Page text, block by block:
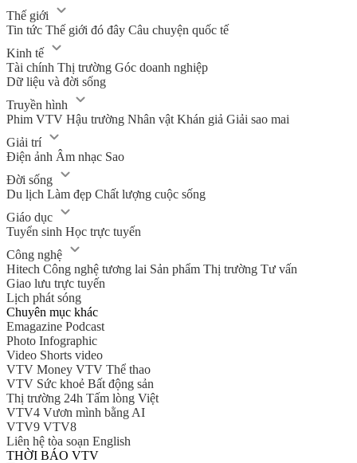
Thế giới
Tin tức Thế giới đó đây Câu chuyện quốc tế
Kinh tế
Tài chính Thị trường Góc doanh nghiệp
Dữ liệu và đời sống
Truyền hình
Phim VTV Hậu trường Nhân vật Khán giả Giải sao mai
Giải trí
Điện ảnh Âm nhạc Sao
Đời sống
Du lịch Làm đẹp Chất lượng cuộc sống
Giáo dục
Tuyển sinh Học trực tuyến
Công nghệ
Hitech Công nghệ tương lai Sản phẩm Thị trường Tư vấn
Giao lưu trực tuyến
Lịch phát sóng
Chuyên mục khác
Emagazine Podcast
Photo Infographic
Video Shorts video
VTV Money VTV Thể thao
VTV Sức khoẻ Bất động sản
Thị trường 24h Tấm lòng Việt
VTV4 Vươn mình bằng AI
VTV9 VTV8
Liên hệ tòa soạn English
THỜI BÁO VTV